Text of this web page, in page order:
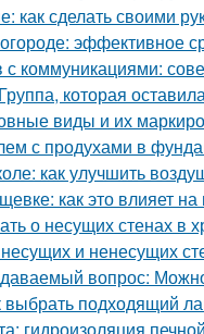
как сделать своими
эффективное
с коммуникациями:
которая
виды и их
с продухами в
как улучшить
как это влияет
о несущих стенах в
и ненесущих
вопрос:
подходящий